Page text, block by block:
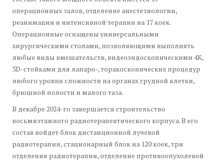
операционных залов, отделение анестезиологии,
реанимации и интенсивной терапии на 17 коек.
Операционные оснащены универсальными
хирургическими столами, позволяющими выполнять
любые виды вмешательств, видеоэндоскопическими 4К,
3D-стойками для лапаро-, торакоскопических процедур
любого уровня сложности на органах грудной клетки,
брюшной полости и малого таза.
В декабре 2024-го завершается строительство
восьмиэтажного радиотерапевтического корпуса. В его
состав войдет блок дистанционной лучевой
радиотерапии, стационарный блок на 120 коек, три
отделения радиотерапии, отделение противоопухолевой